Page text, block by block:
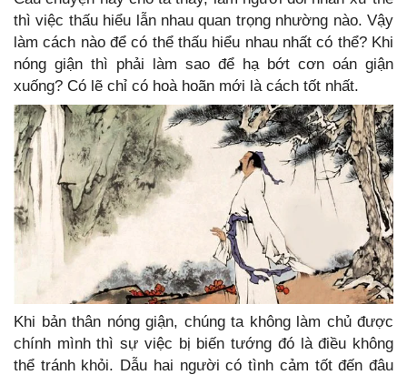
thì việc thấu hiểu lẫn nhau quan trọng nhường nào. Vậy
làm cách nào để có thể thấu hiểu nhau nhất có thể? Khi
nóng giận thì phải làm sao để hạ bớt cơn oán giận
xuống? Có lẽ chỉ có hoà hoãn mới là cách tốt nhất.
Khi bản thân nóng giận, chúng ta không làm chủ được
chính mình thì sự việc bị biến tướng đó là điều không
thể tránh khỏi. Dẫu hai người có tình cảm tốt đến đâu